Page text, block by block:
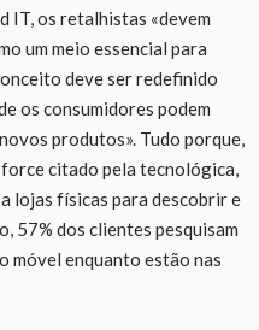
IT, os retalhistas «devem
um meio essencial para
deve ser redefinido
os consumidores podem
produtos». Tudo porque,
citado pela tecnológica,
lojas físicas para descobrir e
57% dos clientes pesquisam
móvel enquanto estão nas